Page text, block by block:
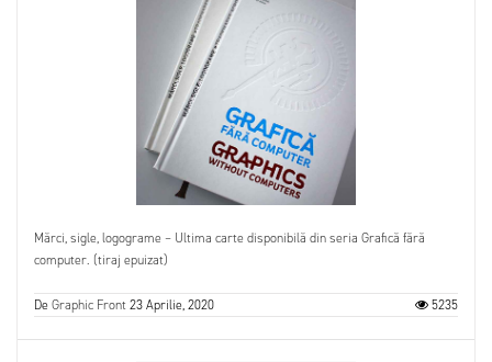
Mărci, sigle, logograme – Ultima carte disponibilă din seria Grafică fără
computer. (tiraj epuizat)
DeGraphic Front23 Aprilie, 2020 5235